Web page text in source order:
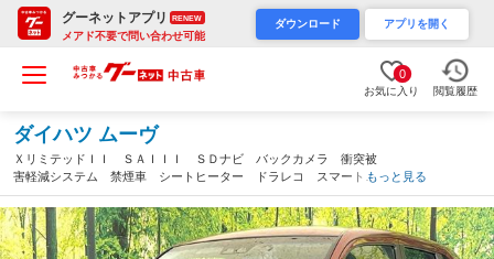
グーネットアプリ RENEW
メアド不要で問い合わせ可能
ダウンロード アプリを開く
0
お気に入り 閲覧履歴
ダイハツ ムーヴ
ＸリミテッドＩＩ ＳＡＩＩＩ ＳＤナビ バックカメラ 衝突被
害軽減システム 禁煙車 シートヒーター ドラレコ スマートキ
ー ＬＥＤヘッド ＥＴＣ 純正１４インチアルミ オートハイビ
ーム オートライト オートエアコン（愛知県）
もっと見る